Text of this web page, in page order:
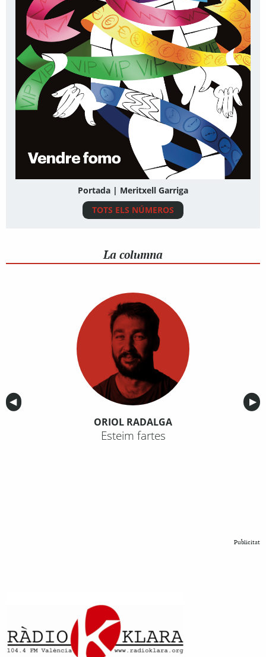
Portada | Meritxell Garriga
TOTS ELS NÚMEROS
La columna
Anterior
◀︎ ▶︎
ORIOL RADALGA
Esteim fartes
Publicitat